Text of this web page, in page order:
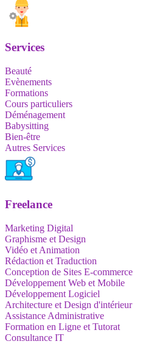
Services
Beauté
Evènements
Formations
Cours particuliers
Déménagement
Babysitting
Bien-être
Autres Services
Freelance
Marketing Digital
Graphisme et Design
Vidéo et Animation
Rédaction et Traduction
Conception de Sites E-commerce
Développement Web et Mobile
Développement Logiciel
Architecture et Design d'intérieur
Assistance Administrative
Formation en Ligne et Tutorat
Consultance IT